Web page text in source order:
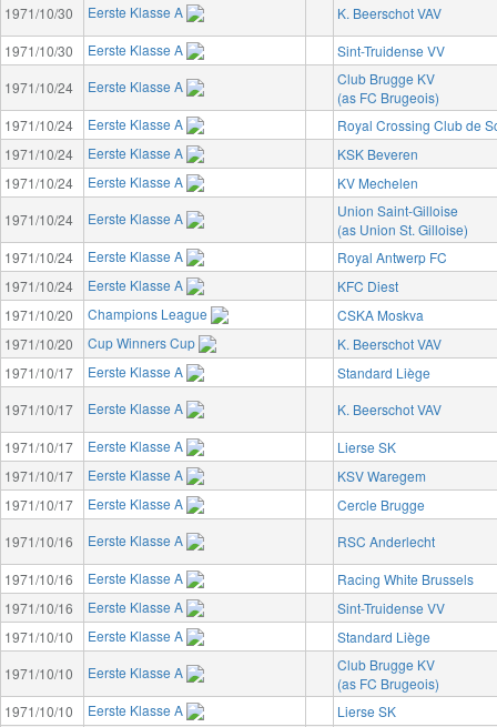
1971/10/30 Eerste Klasse A
K. Beerschot VAV
1971/10/30
Eerste Klasse A
Sint-Truidense VV
1971/10/24
Eerste Klasse A
Club Brugge KV
(as FC Brugeois)
1971/10/24
Eerste Klasse A
Royal Crossing Club de
1971/10/24
Eerste Klasse A
KSK Beveren
1971/10/24
Eerste Klasse A
KV Mechelen
1971/10/24
Eerste Klasse A
Union Saint-Gilloise
(as Union St. Gilloise)
1971/10/24
Eerste Klasse A
Royal Antwerp FC
1971/10/24
Eerste Klasse A
KFC Diest
1971/10/20
Champions League
CSKA Moskva
1971/10/20
Cup Winners Cup
K. Beerschot VAV
1971/10/17
Eerste Klasse A
Standard Liège
1971/10/17
Eerste Klasse A
K. Beerschot VAV
1971/10/17
Eerste Klasse A
Lierse SK
1971/10/17
Eerste Klasse A
KSV Waregem
1971/10/17
Eerste Klasse A
Cercle Brugge
1971/10/16
Eerste Klasse A
RSC Anderlecht
1971/10/16
Eerste Klasse A
Racing White Brussels
1971/10/16
Eerste Klasse A
Sint-Truidense VV
1971/10/10
Eerste Klasse A
Standard Liège
1971/10/10
Eerste Klasse A
Club Brugge KV
(as FC Brugeois)
1971/10/10
Eerste Klasse A
Lierse SK